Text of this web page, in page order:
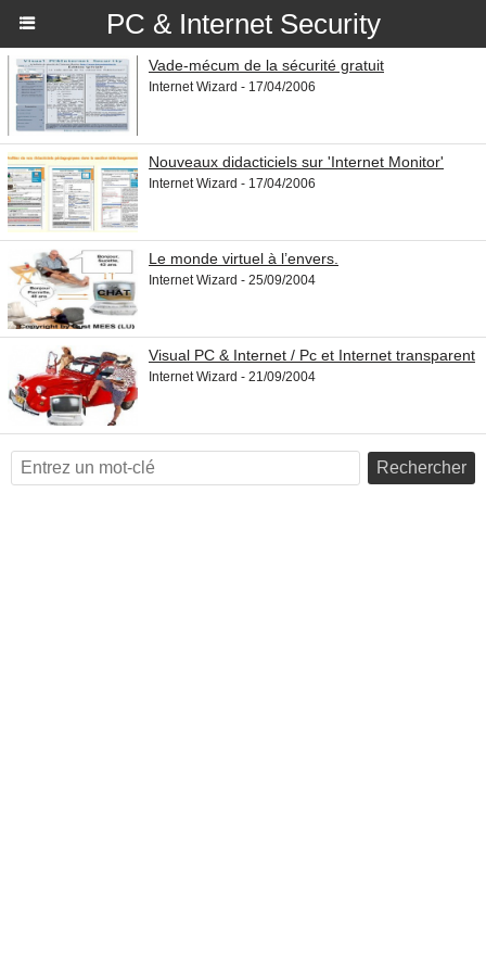
PC & Internet Security
Vade-mécum de la sécurité gratuit
Internet Wizard - 17/04/2006
Nouveaux didacticiels sur 'Internet Monitor'
Internet Wizard - 17/04/2006
Le monde virtuel à l’envers.
Internet Wizard - 25/09/2004
Visual PC & Internet / Pc et Internet transparent
Internet Wizard - 21/09/2004
Rechercher